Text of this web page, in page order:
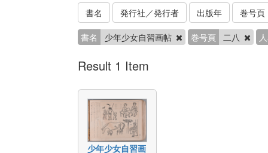
書名 発行社／発行者 出版年 巻号頁
書名 少年少女自習画帖 巻号頁 二八
Result 1 Item
少年少女自習画